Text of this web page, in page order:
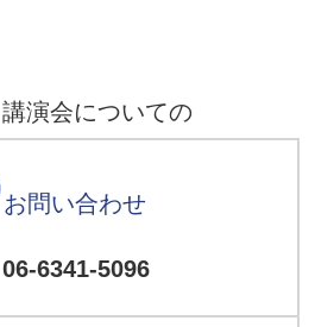
演会についての
お問い合わせ
06-6341-5096